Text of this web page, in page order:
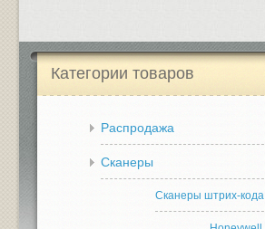
Категории товаров
Распродажа
Сканеры
Сканеры штрих-кода